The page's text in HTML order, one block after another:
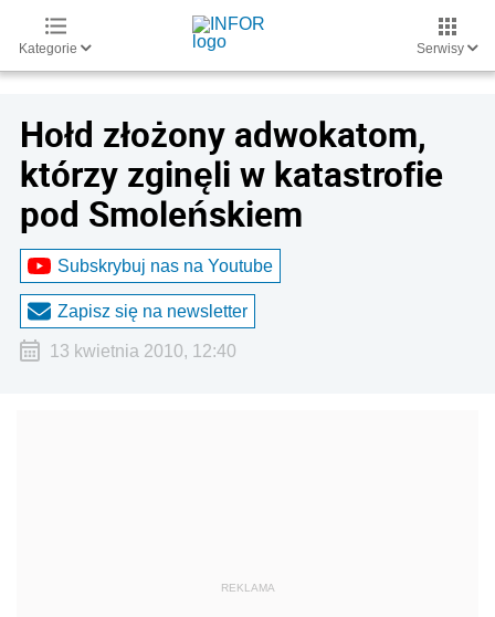
Kategorie Serwisy
Hołd złożony adwokatom,
którzy zginęli w katastrofie
pod Smoleńskiem
Subskrybuj nas na Youtube
Zapisz się na newsletter
13 kwietnia 2010, 12:40